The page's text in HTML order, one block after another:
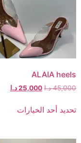
ALAIA heels
45,000 د.ا 25,000د.ا
تحديد أحد الخيارات